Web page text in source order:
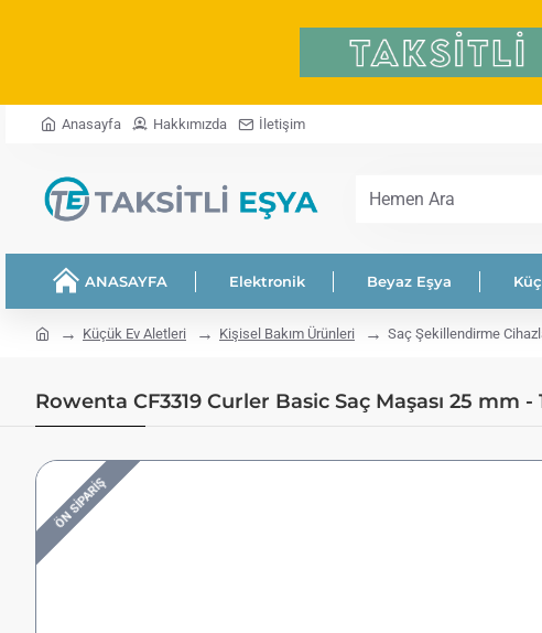
Anasayfa Hakkımızda İletişim
Hemen
ANASAYFA Elektronik Beyaz Eşya
home Küçük Ev Aletleri Kişisel Bakım Ürünleri Saç Şekillendirme
Rowenta CF3319 Curler Basic Saç Maşası 25 mm
ÖN SIPARIŞ